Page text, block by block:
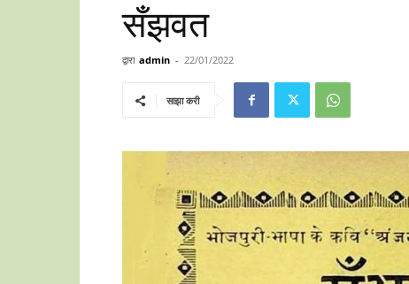
सँझवत
द्वारा admin - 22/01/2022
साझा करी